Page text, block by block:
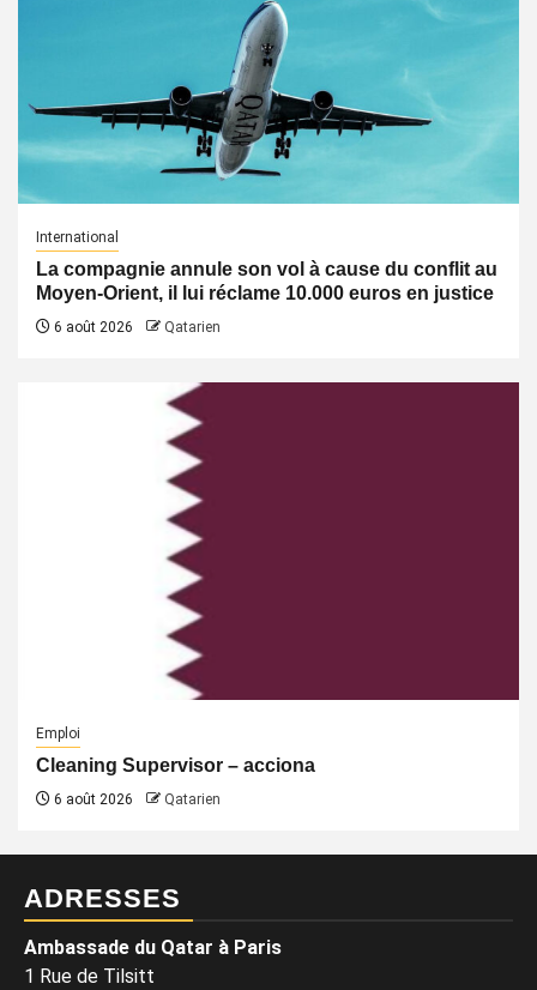
International
La compagnie annule son vol à cause du conflit au
Moyen-Orient, il lui réclame 10.000 euros en justice
6 août 2026 Qatarien
Emploi
Cleaning Supervisor – acciona
6 août 2026 Qatarien
ADRESSES
Ambassade du Qatar à Paris
1 Rue de Tilsitt